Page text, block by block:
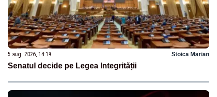
5 aug. 2026, 14:19 Stoica Marian
Senatul decide pe Legea Integrității